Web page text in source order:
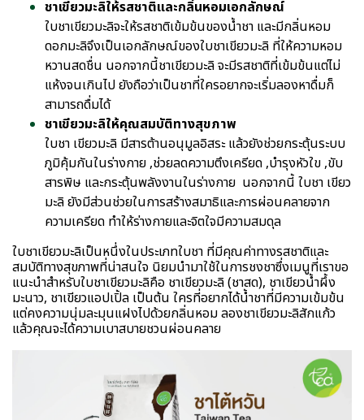
ชาเขียวมะลิให้รสชาติและกลิ่นหอมเอกลักษณ์
ใบชาเขียวมะลิจะให้รสชาติเข้มข้นของน้ำชา และมีกลิ่นหอม
ดอกมะลิจึงเป็นเอกลักษณ์ของใบชาเขียวมะลิ ที่ให้ความหอม
หวานสดชื่น นอกจากนี้ชาเขียวมะลิ จะมีรสชาติที่เข้มข้นแต่ไม่
แห้งจนเกินไป ยังถือว่าเป็นชาที่ใครอยากจะเริ่มลองหาดื่มก็
สามารถดื่มได้
ชาเขียวมะลิให้คุณสมบัติทางสุขภาพ
ใบชา เขียวมะลิ มีสารต้านอนุมูลอิสระ แล้วยังช่วยกระตุ้นระบบ
ภูมิคุ้มกันในร่างกาย ,ช่วยลดความตึงเครียด ,บำรุงหัวใข ,ขับ
สารพิษ และกระตุ้นพลังงานในร่างกาย นอกจากนี้ ใบชา เขียว
มะลิ ยังมีส่วนช่วยในการสร้างสมาธิและการผ่อนคลายจาก
ความเครียด ทำให้ร่างกายและจิตใจมีความสมดุล
ใบชาเขียวมะลิเป็นหนึ่งในประเภทใบชา ที่มีคุณค่าทางรสชาติและ
สมบัติทางสุขภาพที่น่าสนใจ นิยมนำมาใช้ในการชงชาซึ่งเมนูที่เราขอ
แนะนำสำหรับใบชาเขียวมะลิคือ ชาเขียวมะลิ (ชาสด), ชาเขียวน้ำผึ้ง
มะนาว, ชาเขียวแอปเปิ้ล เป็นต้น ใครที่อยากได้น้ำชาที่มีความเข้มข้น
แต่คงความนุ่มละมุนแฝงไปด้วยกลิ่นหอม ลองชาเขียวมะลิสักแก้ว
แล้วคุณจะได้ความเบาสบายชวนผ่อนคลาย